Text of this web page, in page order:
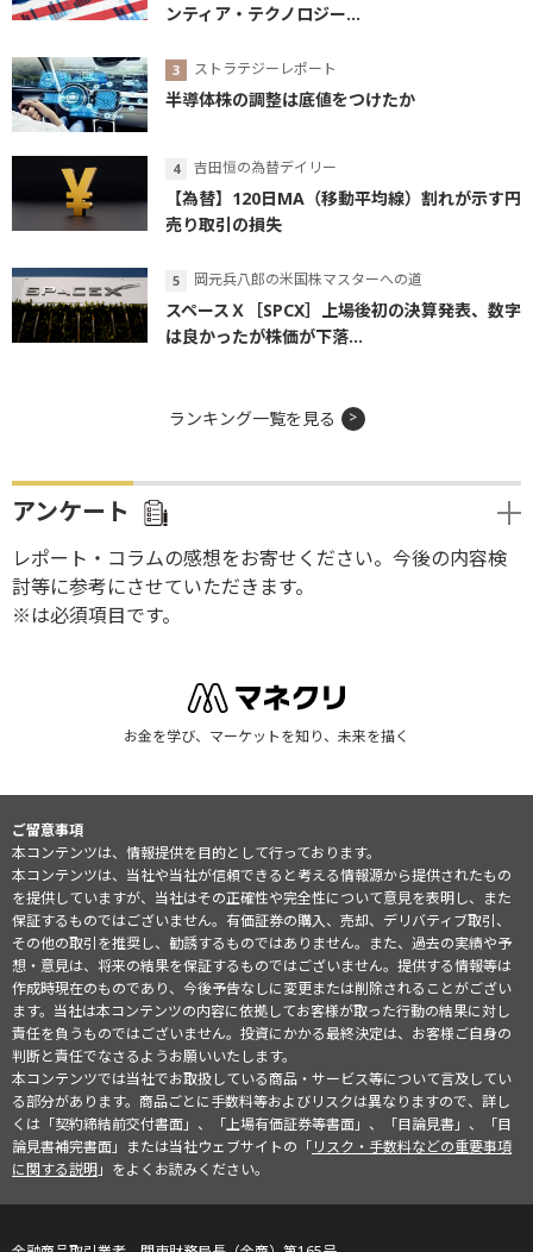
ンティア・テクノロジー...
ストラテジーレポート
半導体株の調整は底値をつけたか
吉田恒の為替デイリー
【為替】120日MA（移動平均線）割れが示す円
売り取引の損失
岡元兵八郎の米国株マスターへの道
スペースＸ［SPCX］上場後初の決算発表、数字
は良かったが株価が下落...
ランキング一覧を見る
アンケート
レポート・コラムの感想をお寄せください。今後の内容検
討等に参考にさせていただきます。
※は必須項目です。
お金を学び、マーケットを知り、未来を描く
ご留意事項
本コンテンツは、情報提供を目的として行っております。
本コンテンツは、当社や当社が信頼できると考える情報源から提供されたもの
を提供していますが、当社はその正確性や完全性について意見を表明し、また
保証するものではございません。有価証券の購入、売却、デリバティブ取引、
その他の取引を推奨し、勧誘するものではありません。また、過去の実績や予
想・意見は、将来の結果を保証するものではございません。提供する情報等は
作成時現在のものであり、今後予告なしに変更または削除されることがござい
ます。当社は本コンテンツの内容に依拠してお客様が取った行動の結果に対し
責任を負うものではございません。投資にかかる最終決定は、お客様ご自身の
判断と責任でなさるようお願いいたします。
本コンテンツでは当社でお取扱している商品・サービス等について言及してい
る部分があります。商品ごとに手数料等およびリスクは異なりますので、詳し
くは「契約締結前交付書面」、「上場有価証券等書面」、「目論見書」、「目
論見書補完書面」または当社ウェブサイトの「リスク・手数料などの重要事項
に関する説明」をよくお読みください。